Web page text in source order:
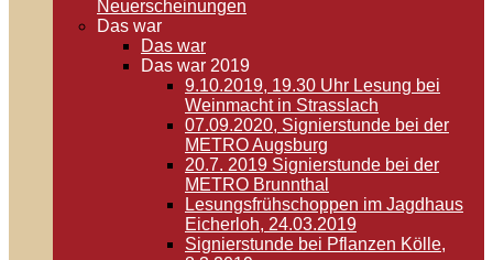
Neuerscheinungen
Das war
Das war
Das war 2019
9.10.2019, 19.30 Uhr Lesung bei
Weinmacht in Strasslach
07.09.2020, Signierstunde bei der
METRO Augsburg
20.7. 2019 Signierstunde bei der
METRO Brunnthal
Lesungsfrühschoppen im Jagdhaus
Eicherloh, 24.03.2019
Signierstunde bei Pflanzen Kölle,